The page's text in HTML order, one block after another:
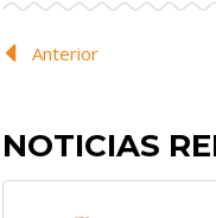
Anterior
NOTICIAS